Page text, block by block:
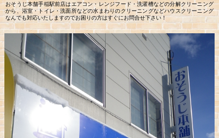
おそうじ本舗手稲駅前店はエアコン・レンジフード・洗濯槽などの分解クリーニング
から、浴室・トイレ・洗面所などの水まわりのクリーニングなどハウスクリーニング
なんでも対応いたしますのでお困りの方はすぐにお問合せ下さい！